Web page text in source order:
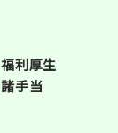
福利厚生
諸手当